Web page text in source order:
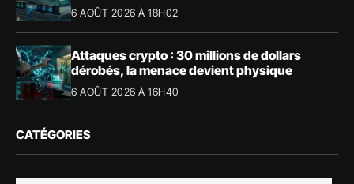
6 AOÛT 2026 À 18H02
Attaques crypto : 30 millions de dollars
dérobés, la menace devient physique
6 AOÛT 2026 À 16H40
CATÉGORIES